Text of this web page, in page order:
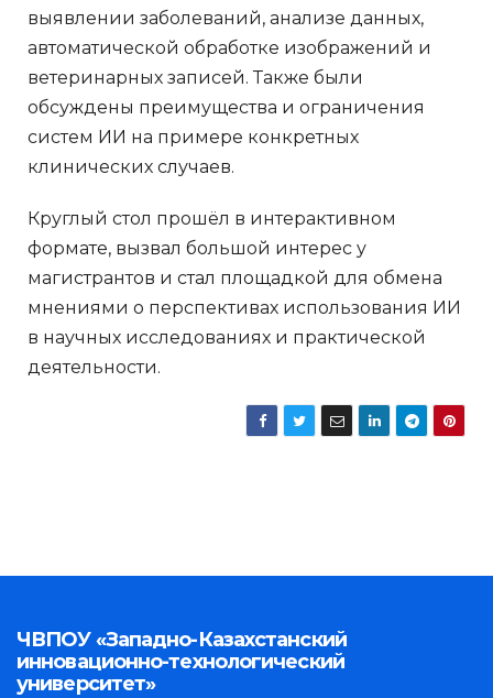
выявлении заболеваний, анализе данных,
автоматической обработке изображений и
ветеринарных записей. Также были
обсуждены преимущества и ограничения
систем ИИ на примере конкретных
клинических случаев.
Круглый стол прошёл в интерактивном
формате, вызвал большой интерес у
магистрантов и стал площадкой для обмена
мнениями о перспективах использования ИИ
в научных исследованиях и практической
деятельности.
ЧВПОУ «Западно-Казахстанский
инновационно-технологический
университет»